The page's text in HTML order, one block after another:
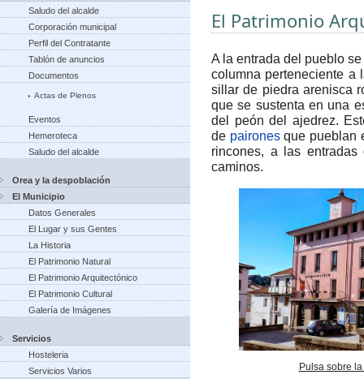
Saludo del alcalde
Corporación municipal
Perfil del Contratante
Tablón de anuncios
Documentos
Actas de Plenos
Eventos
Hemeroteca
Saludo del alcalde
Orea y la despoblación
El Municipio
Datos Generales
El Lugar y sus Gentes
La Historia
El Patrimonio Natural
El Patrimonio Arquitectónico
El Patrimonio Cultural
Galería de Imágenes
Servicios
Hosteleria
Servicios Varios
El Patrimonio
A la entrada del pueblo
columna perteneciente a
sillar de piedra arenisca
que se sustenta en una
del peón del ajedrez.​
de paironesque pueblan
rincones, a las
caminos.
Pulsa sobre